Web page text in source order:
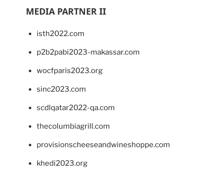
MEDIA PARTNER II
isth2022.com
p2b2pabi2023-makassar.com
wocfparis2023.org
sinc2023.com
scdlqatar2022-qa.com
thecolumbiagrill.com
provisionscheeseandwineshoppe.com
khedi2023.org